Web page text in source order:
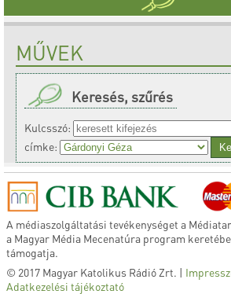
MŰVEK
Keresés, szűrés
Kulcsszó:
címke:
A médiaszolgáltatási tevékenységet a
a Magyar Média Mecenatúra program
támogatja.
© 2017 Magyar Katolikus Rádió Zrt. |
Adatkezelési tájékoztató